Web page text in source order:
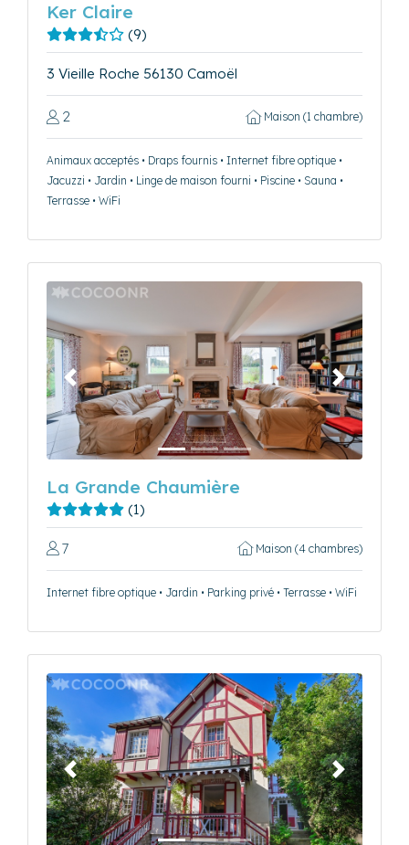
Ker Claire
(9)
3 Vieille Roche 56130 Camoël
2 Maison (1 chambre)
Animaux acceptés • Draps fournis • Internet fibre optique •
Jacuzzi • Jardin • Linge de maison fourni • Piscine • Sauna •
Terrasse • WiFi
Précédent Suivant
La Grande Chaumière
(1)
7 Maison (4 chambres)
Internet fibre optique • Jardin • Parking privé • Terrasse • WiFi
Précédent Suivant